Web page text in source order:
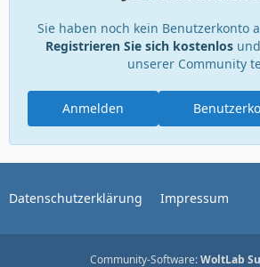
Sie haben noch kein Benutzerkonto
Registrieren Sie sich kostenlosund
unserer Community
Anmelden
Datenschutzerklärung Impressum
Community-Software:WoltLab